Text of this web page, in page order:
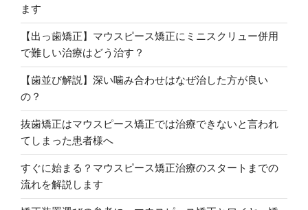
ます
【出っ歯矯正】マウスピース矯正にミニスクリュー併用
で難しい治療はどう治す？
【歯並び解説】深い噛み合わせはなぜ治した方が良い
の？
抜歯矯正はマウスピース矯正では治療できないと言われ
てしまった患者様へ
すぐに始まる？マウスピース矯正治療のスタートまでの
流れを解説します